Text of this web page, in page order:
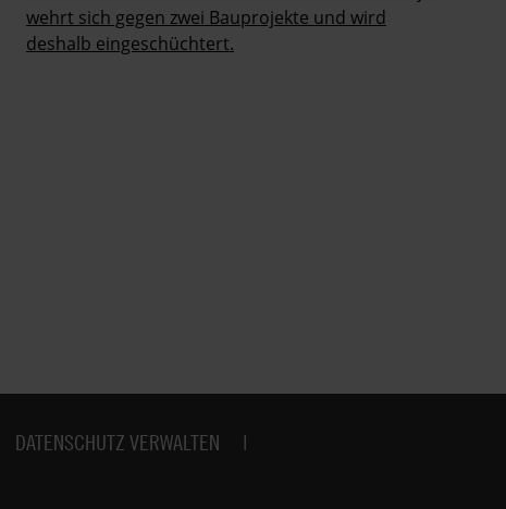
wehrt sich gegen zwei Bauprojekte und wird
deshalb eingeschüchtert.
DATENSCHUTZ VERWALTEN